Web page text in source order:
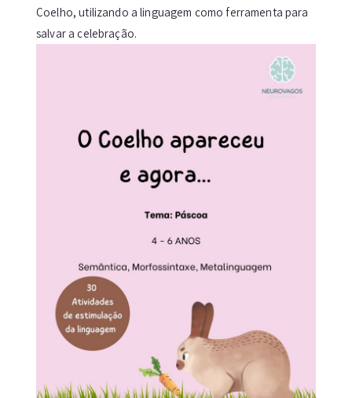
Coelho, utilizando a linguagem como ferramenta para
salvar a celebração.